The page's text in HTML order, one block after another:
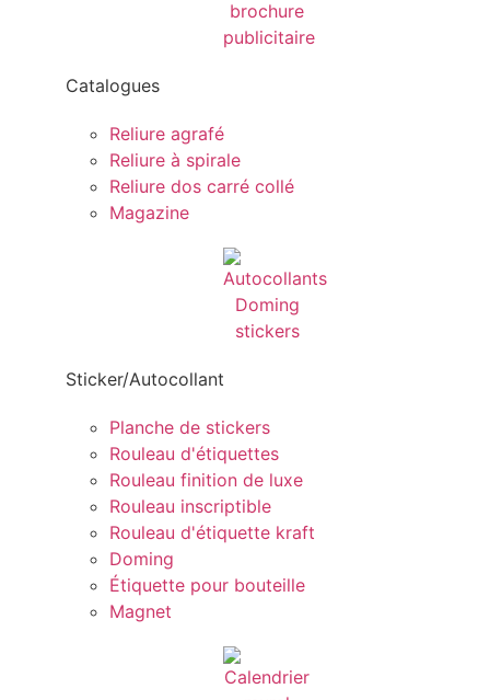
Catalogues
Reliure agrafé
Reliure à spirale
Reliure dos carré collé
Magazine
Sticker/Autocollant
Planche de stickers
Rouleau d'étiquettes
Rouleau finition de luxe
Rouleau inscriptible
Rouleau d'étiquette kraft
Doming
Étiquette pour bouteille
Magnet